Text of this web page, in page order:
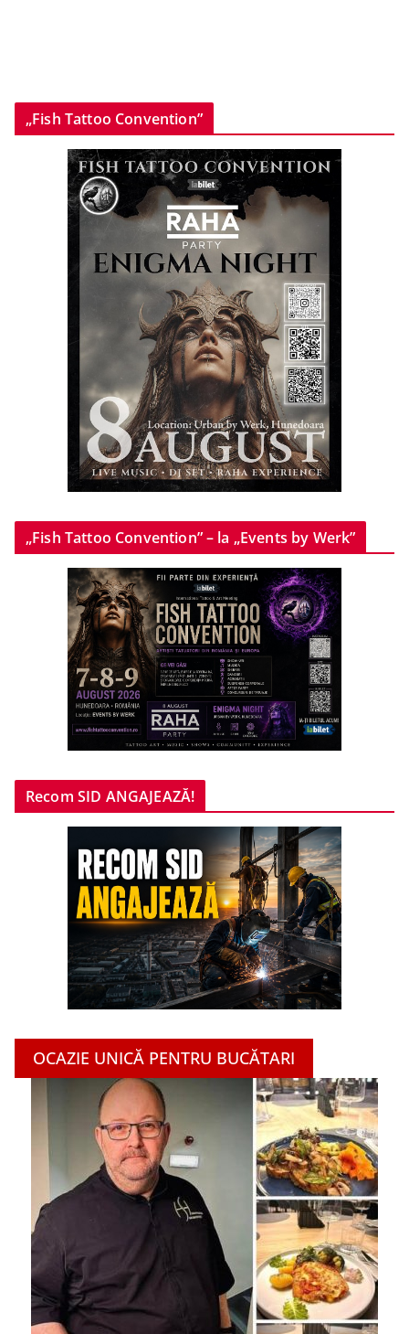
„Fish Tattoo Convention”
„Fish Tattoo Convention” – la „Events by Werk”
Recom SID ANGAJEAZĂ!
OCAZIE UNICĂ PENTRU BUCĂTARI